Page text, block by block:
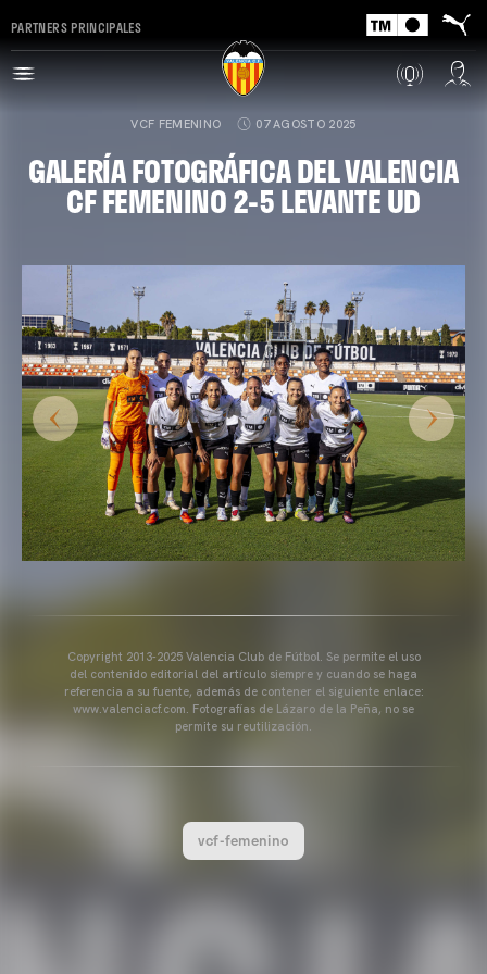
PARTNERS PRINCIPALES
VCF FEMENINO 07 AGOSTO 2025
GALERÍA FOTOGRÁFICA DEL VALENCIA
CF FEMENINO 2-5 LEVANTE UD
Copyright 2013-2025 Valencia Club de Fútbol. Se permite el uso
del contenido editorial del artículo siempre y cuando se haga
referencia a su fuente, además de contener el siguiente enlace:
www.valenciacf.com. Fotografías de Lázaro de la Peña, no se
permite su reutilización.
vcf-femenino